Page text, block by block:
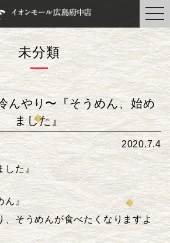
未分類
んやり〜『そうめん、始め
ました』
2020.7.4
した』
ん』
、そうめんが食べたくなりますよ